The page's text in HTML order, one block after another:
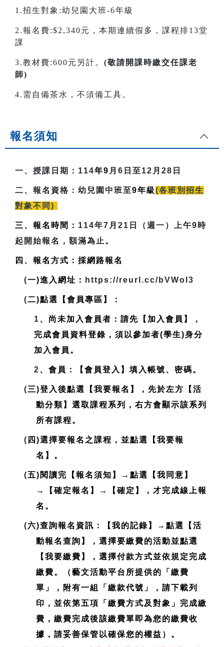
1.招生對象:幼兒園大班-6年級
2.報名費:$2,340元，本期連續假多，課程排13堂
課
3.教材費:600元另計。 (敬請開課時繳交任課老
師)
4.需自備茶水，不須備工具。
報名須知
一、授課日期： 114年9 月6日至12月28日
二、報名資格： 幼兒園中班至9年級(各班別招生
對象不同)
三、報名時間： 114年7月21日（週一）上午9時
起開始報名，額滿為止。
四、報名方式：採網路報名
(一)進入網址： https://reurl.cc/bVWol3
(二)點選【會員專區】：
1、尚未加入會員者：請先【加入會員】，
完成會員資料登錄， 須以參加者(學生)身分
加入會員 。
2、會員：【會員登入】填入帳號、密碼。
(三)登入後點選【我要報名】，先於左方【活
動分類】選取課程系列，右方會顯示該系列
所有課程。
( 四)選擇要報名之課程，並點選【我要報
名】。
(五)閱讀完【報名須知】→點選【我同意】
→【確定報名】→【確定】，才完成線上報
名。
(六)查詢報名資訊：【我的記錄】→點選【活
動報名查詢】，選擇要繳費的活動並點選
【我要繳費】，選擇付款方式並依規定完成
繳費。（藝文活動平台所提供的「繳費
單」，附有一組「繳款代號」，請下載列
印，並依第五項「繳費方式及對象」完成繳
費，繳費完成後該繳費單即為您的繳費收
據，請妥善保管以確保您的權益）。